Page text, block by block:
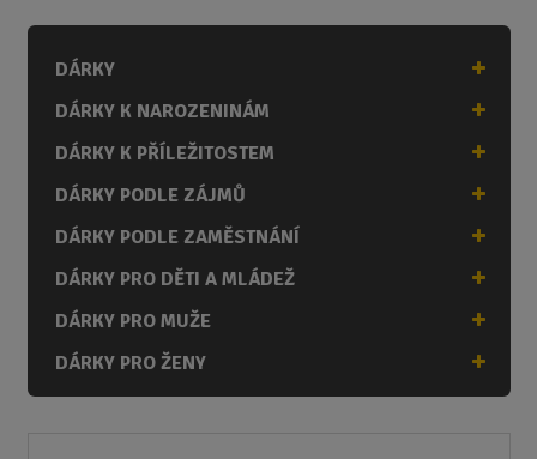
DÁRKY
DÁRKY K NAROZENINÁM
DÁRKY K PŘÍLEŽITOSTEM
DÁRKY PODLE ZÁJMŮ
DÁRKY PODLE ZAMĚSTNÁNÍ
DÁRKY PRO DĚTI A MLÁDEŽ
DÁRKY PRO MUŽE
DÁRKY PRO ŽENY